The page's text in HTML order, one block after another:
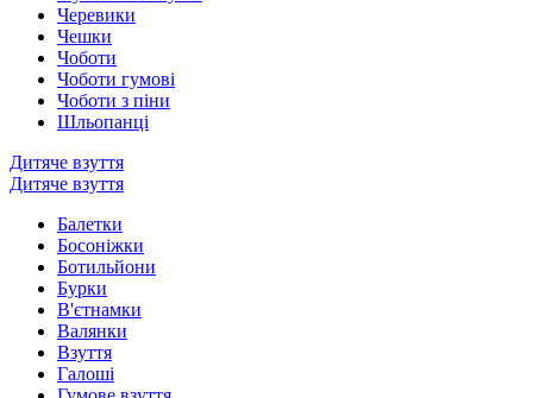
Черевики
Чешки
Чоботи
Чоботи гумові
Чоботи з піни
Шльопанці
Дитяче взуття
Дитяче взуття
Балетки
Босоніжки
Ботильйони
Бурки
В'єтнамки
Валянки
Взуття
Галоші